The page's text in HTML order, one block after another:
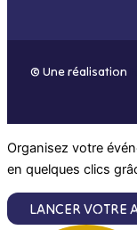
© Une réalisation
Organisez votre
en quelques clics
LANCER VOTRE